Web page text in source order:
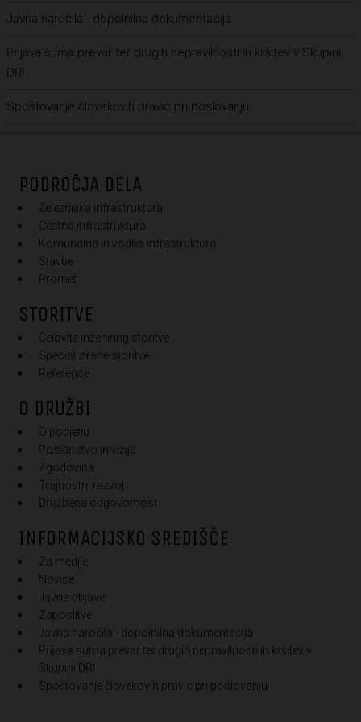
Javna naročila - dopolnilna dokumentacija
Prijava suma prevar ter drugih nepravilnosti in kršitev v Skupini
DRI
Spoštovanje človekovih pravic pri poslovanju
PODROČJA DELA
Železniška infrastruktura
Cestna infrastruktura
Komunalna in vodna infrastruktura
Stavbe
Promet
STORITVE
Celovite inženiring storitve
Specializirane storitve
Reference
O DRUŽBI
O podjetju
Poslanstvo in vizija
Zgodovina
Trajnostni razvoj
Družbena odgovornost
INFORMACIJSKO SREDIŠČE
Za medije
Novice
Javne objave
Zaposlitve
Javna naročila - dopolnilna dokumentacija
Prijava suma prevar ter drugih nepravilnosti in kršitev v
Skupini DRI
Spoštovanje človekovih pravic pri poslovanju